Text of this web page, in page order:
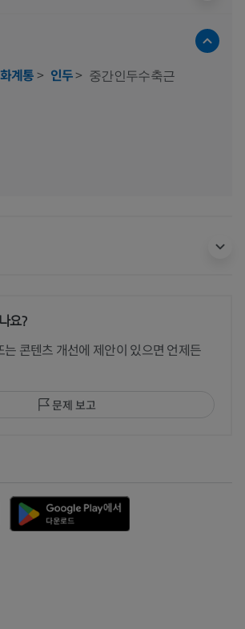
계통> 인두> 중간인두수축근
요?
는 콘텐츠 개선에 제안이 있으면 언제든
문제 보고